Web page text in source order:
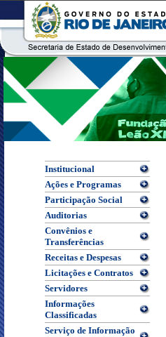
Institucional
Ações e Programas
Participação Social
Auditorias
Convênios e
Transferências
Receitas e Despesas
Licitações e Contratos
Servidores
Informações
Classificadas
Serviço de Informação